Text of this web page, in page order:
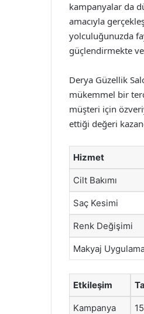
kampanyalar da
amacıyla
yolculuğunuzda
güçlendirmekte
Derya Güzellik
mükemmel bir
müşteri için
ettiği değeri
Hizmet
Cilt Bakımı
Saç Kesimi
Renk Değişimi
Makyaj
Etkileşim
Kampanya